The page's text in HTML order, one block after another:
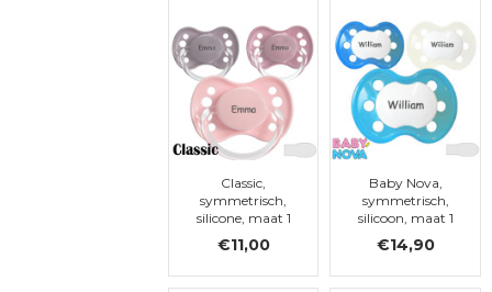
Classic,
symmetrisch,
silicone, maat 1
€11,00
Baby Nova,
symmetrisch,
silicoon, maat 1
€14,90